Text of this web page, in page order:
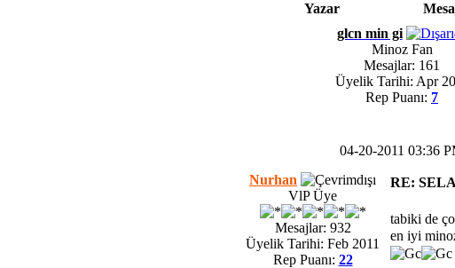
Yazar
glcn min gi
Minoz Fan
Mesajlar: 161
Üyelik Tarihi: Apr
Rep Puanı: 7
04-20-2011 03:36
Nurhan
VlP Üye
Mesajlar: 932
Üyelik Tarihi: Feb 2011
Rep Puanı: 22
RE:
tabiki de
en iyi